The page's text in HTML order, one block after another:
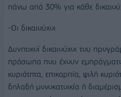
πάνω από 30% για κάθε
-Οι δικαιούχοι
Δυνητικοί δικαιούχοι του
πρόσωπα που έχουν
κυριότητα, επικαρπία, ψιλή
δηλαδή μονοκατοικία ή